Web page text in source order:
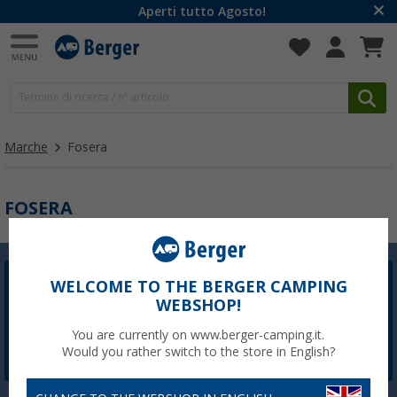
Aperti tutto Agosto!
Marche Fosera
FOSERA
Newsletter Berger
La registrazione alla newsletter non è attualmente
disponibile. Risolveremo il problema il prima possibile.
WELCOME TO THE BERGER CAMPING
WEBSHOP!
You are currently on www.berger-camping.it.
Would you rather switch to the store in English?